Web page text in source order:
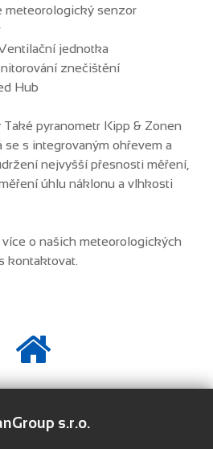
senzor
jednotka
znečištění
Hub
pyranometr Kipp & Zonen
se s integrovaným ohřevem a
nejvyšší přesnosti měření,
úhlu náklonu a vlhkosti
o našich meteorologických
kontaktovat.
s.r.o.